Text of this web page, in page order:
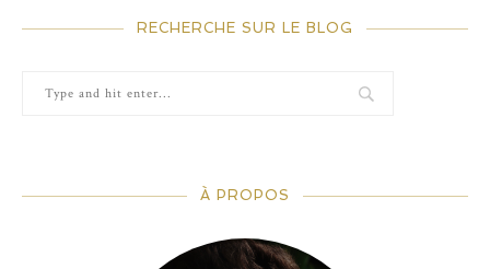
RECHERCHE SUR LE BLOG
À PROPOS